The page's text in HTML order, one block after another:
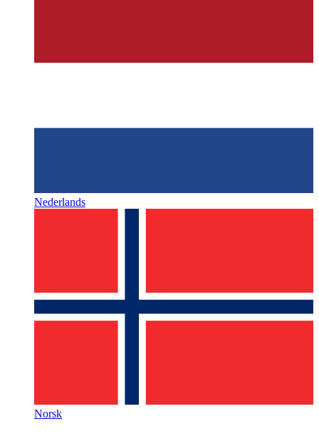
Nederlands
Norsk